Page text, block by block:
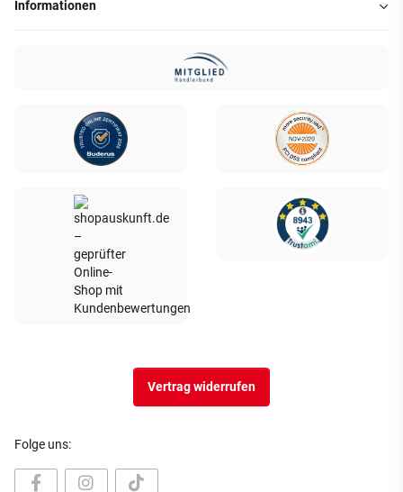
Informationen
Vertrag widerrufen
Folge uns: